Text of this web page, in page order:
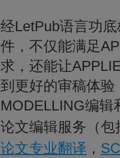
经LetPub语言功
件，不仅能满足
求，还能让
到更好的审稿体
MODELLING编辑
论文编辑服务（包
论文专业翻译 ，